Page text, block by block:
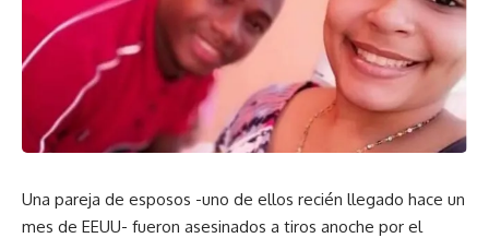
Una pareja de esposos -uno de ellos recién llegado hace un
mes de EEUU- fueron asesinados a tiros anoche por el